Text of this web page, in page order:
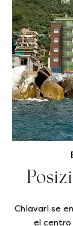
Chiavari se
el centro